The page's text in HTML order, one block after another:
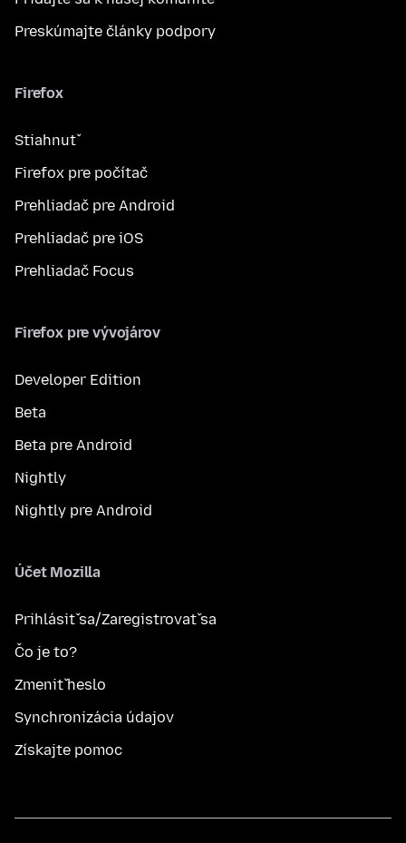
Preskúmajte články podpory
Firefox
Stiahnuť
Firefox pre počítač
Prehliadač pre Android
Prehliadač pre iOS
Prehliadač Focus
Firefox pre vývojárov
Developer Edition
Beta
Beta pre Android
Nightly
Nightly pre Android
Účet Mozilla
Prihlásiť sa/Zaregistrovať sa
Čo je to?
Zmeniť heslo
Synchronizácia údajov
Získajte pomoc